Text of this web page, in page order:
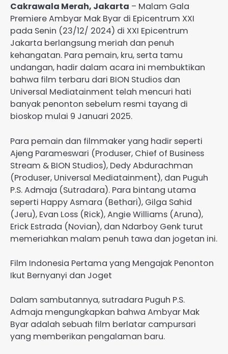
Cakrawala Merah, Jakarta – Malam Gala
Premiere Ambyar Mak Byar di Epicentrum XXI
pada Senin (23/12/ 2024) di XXI Epicentrum
Jakarta berlangsung meriah dan penuh
kehangatan. Para pemain, kru, serta tamu
undangan, hadir dalam acara ini membuktikan
bahwa film terbaru dari BION Studios dan
Universal Mediatainment telah mencuri hati
banyak penonton sebelum resmi tayang di
bioskop mulai 9 Januari 2025.
Para pemain dan filmmaker yang hadir seperti
Ajeng Parameswari (Produser, Chief of Business
Stream & BION Studios), Dedy Abdurachman
(Produser, Universal Mediatainment), dan Puguh
P.S. Admaja (Sutradara). Para bintang utama
seperti Happy Asmara (Bethari), Gilga Sahid
(Jeru), Evan Loss (Rick), Angie Williams (Aruna),
Erick Estrada (Novian), dan Ndarboy Genk turut
memeriahkan malam penuh tawa dan jogetan ini.
Film Indonesia Pertama yang Mengajak Penonton
Ikut Bernyanyi dan Joget
Dalam sambutannya, sutradara Puguh P.S.
Admaja mengungkapkan bahwa Ambyar Mak
Byar adalah sebuah film berlatar campursari
yang memberikan pengalaman baru.